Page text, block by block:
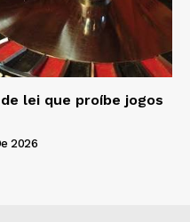
lei que proíbe jogos
2026